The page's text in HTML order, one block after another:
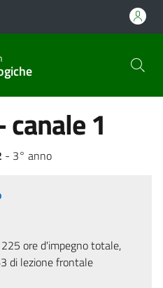
canale 1
- 3° anno
225 ore d'impegno totale,
di lezione frontale